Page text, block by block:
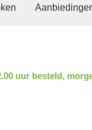
uur besteld,